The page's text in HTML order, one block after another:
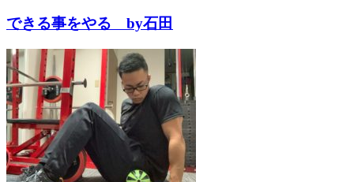
できる事をやる by石田